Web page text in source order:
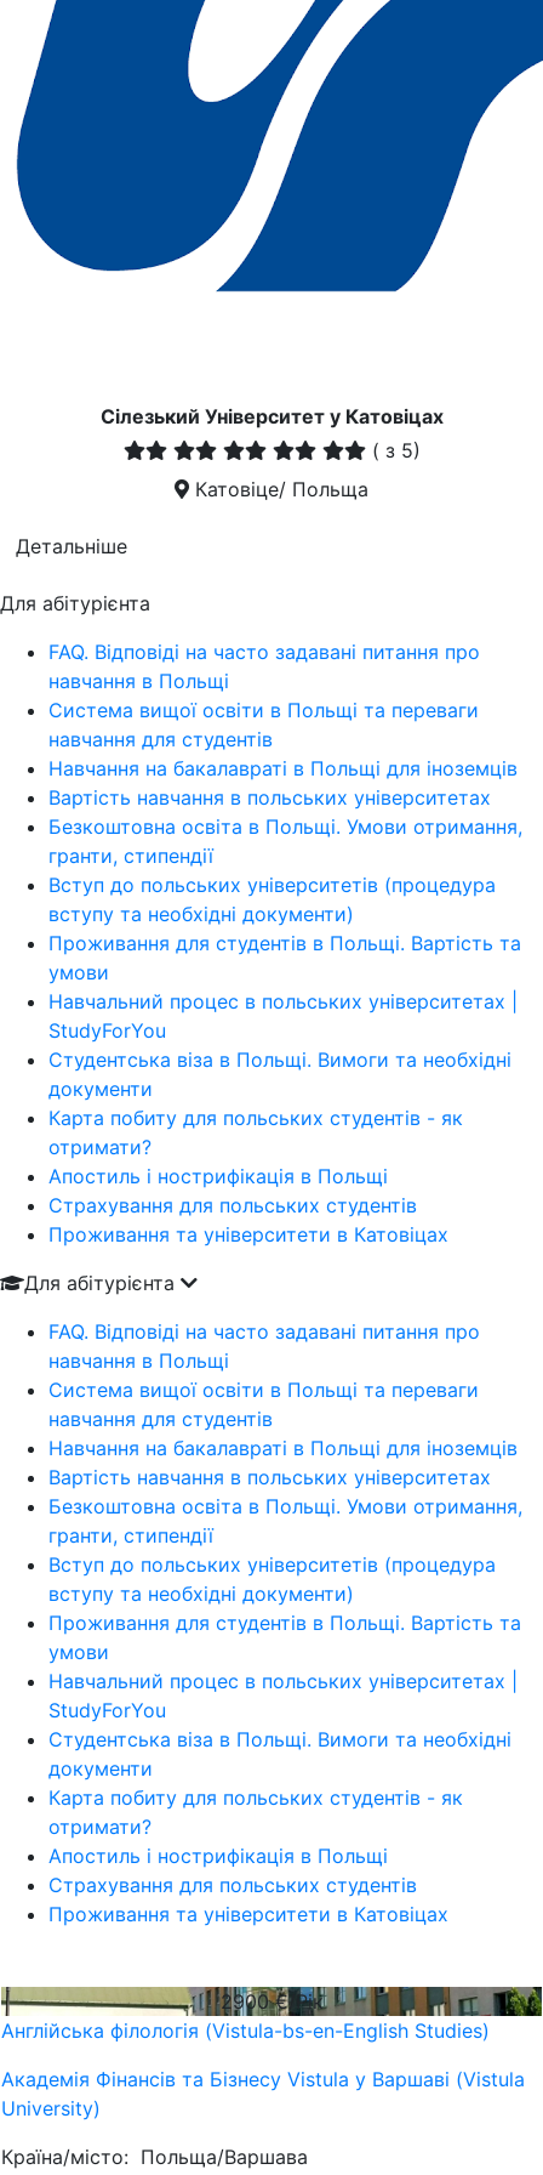
Сілезький Університет у Катовіцах
( з 5)
Катовіце/ Польща
Детальніше
Для абітурієнта
FAQ. Відповіді на часто задавані питання про
навчання в Польщі
Система вищої освіти в Польщі та переваги
навчання для студентів
Навчання на бакалавраті в Польщі для іноземців
Вартість навчання в польських університетах
Безкоштовна освіта в Польщі. Умови отримання,
гранти, стипендії
Вступ до польських університетів (процедура
вступу та необхідні документи)
Проживання для студентів в Польщі. Вартість та
умови
Навчальний процес в польських університетах |
StudyForYou
Студентська віза в Польщі. Вимоги та необхідні
документи
Карта побиту для польських студентів - як
отримати?
Апостиль і нострифікація в Польщі
Страхування для польських студентів
Проживання та університети в Катовіцах
Для абітурієнта
FAQ. Відповіді на часто задавані питання про
навчання в Польщі
Система вищої освіти в Польщі та переваги
навчання для студентів
Навчання на бакалавраті в Польщі для іноземців
Вартість навчання в польських університетах
Безкоштовна освіта в Польщі. Умови отримання,
гранти, стипендії
Вступ до польських університетів (процедура
вступу та необхідні документи)
Проживання для студентів в Польщі. Вартість та
умови
Навчальний процес в польських університетах |
StudyForYou
Студентська віза в Польщі. Вимоги та необхідні
документи
Карта побиту для польських студентів - як
отримати?
Апостиль і нострифікація в Польщі
Страхування для польських студентів
Проживання та університети в Катовіцах
2900€/Рік
Англійська філологія (Vistula-bs-en-English Studies)
Академія Фінансів та Бізнесу Vistula у Варшаві (Vistula
University)
Країна/місто: Польща/Варшава